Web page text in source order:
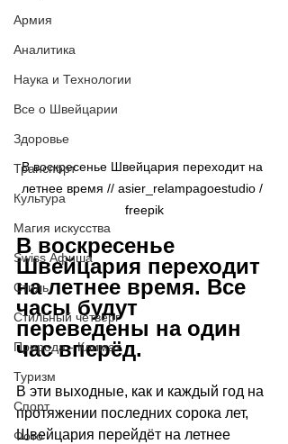
Армия
Аналитика
Наука и Технологии
Все о Швейцарии
Здоровье
Транспорт
Культура
Магия искусства
Swiss Афиша
Стиль
Стильный четверг
Природа - Климат
Туризм
Спорт
Фото
В воскресенье Швейцария переходит на
летнее время // asier_relampagoestudio /
freepik
В воскресенье
Швейцария переходит
на летнее время. Все
часы будут
переведены на один
час вперёд.
В эти выходные, как и каждый год на
протяжении последних сорока лет,
Швейцария перейдёт на летнее